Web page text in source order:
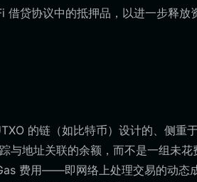
借贷协议中的抵押品，以进一步释放
的链（如比特币）设计的、侧重
与地址关联的余额，而不是一组未花
费用——即网络上处理交易的动态成